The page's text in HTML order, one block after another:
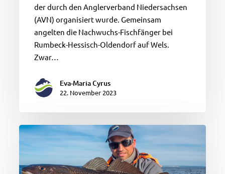
der durch den Anglerverband Niedersachsen
(AVN) organisiert wurde. Gemeinsam
angelten die Nachwuchs-Fischfänger bei
Rumbeck-Hessisch-Oldendorf auf Wels.
Zwar…
Eva-Maria Cyrus
22. November 2023
Fisch
des
Jahres
2024: